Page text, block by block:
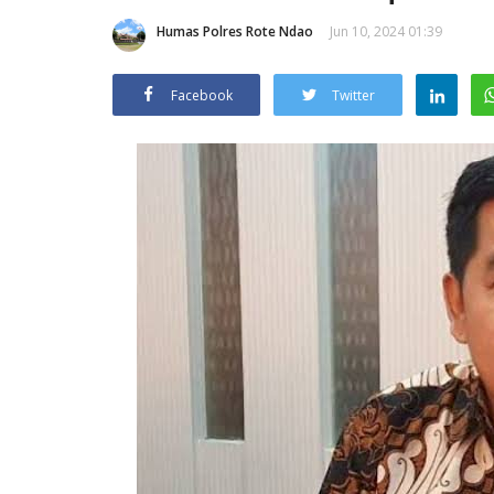
Humas Polres Rote Ndao Jun 10, 2024 01:39
Facebook Twitter